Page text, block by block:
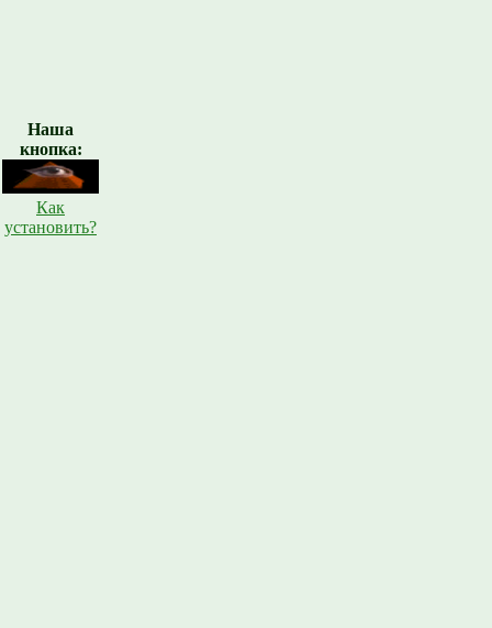
Наша
кнопка:
Как
установить?